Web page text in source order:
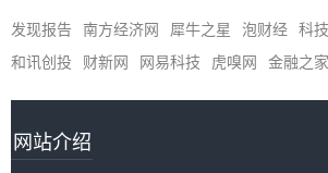
发现报告 南方经济网 犀牛之星 泡财经 科
和讯创投
财新网 网易科技 虎嗅网 金融之家
网站介绍